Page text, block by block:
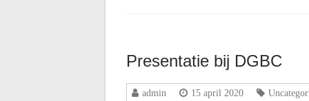
Presentatie bij DGBC
admin 15 april 2020